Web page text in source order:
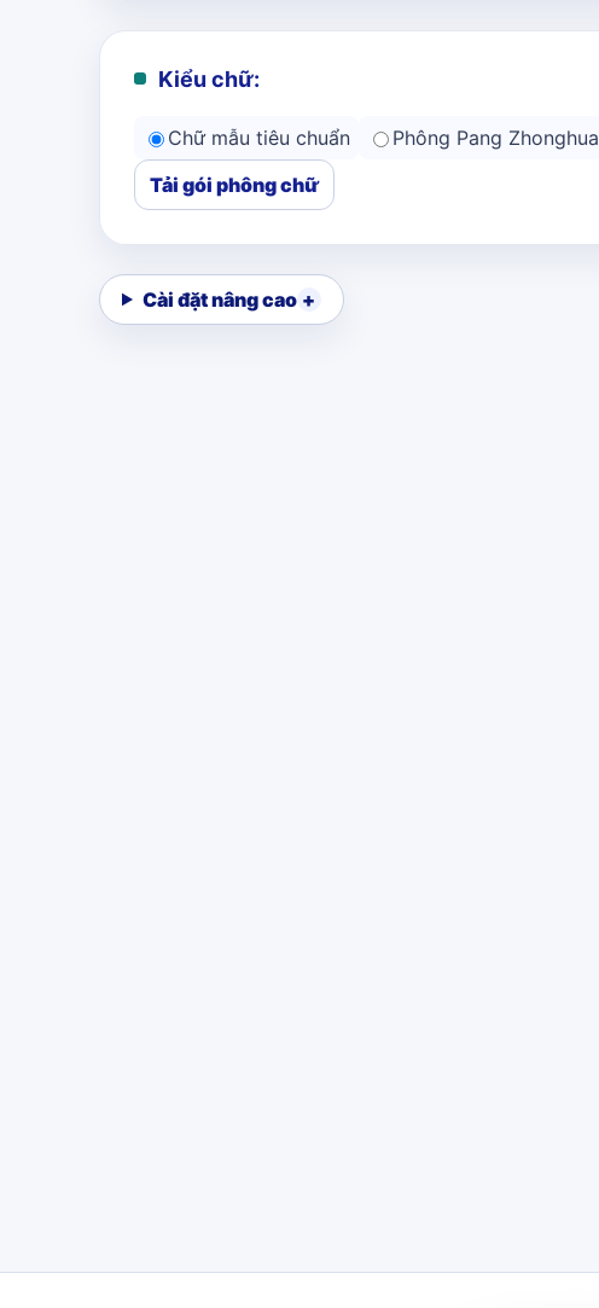
Kiểu chữ:
Chữ mẫu tiêu chuẩn Phông Pang Zhonghua
Tải gói phông chữ
Cài đặt nâng cao